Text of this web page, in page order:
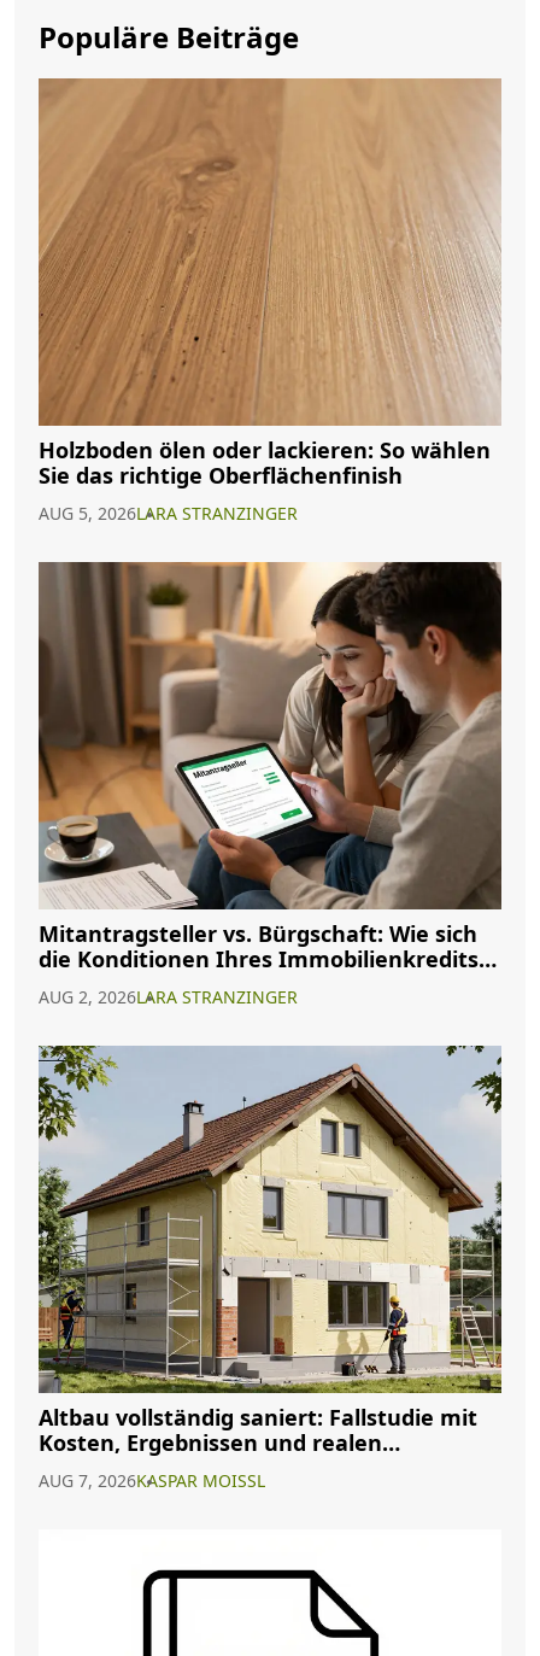
Populäre Beiträge
Holzboden ölen oder lackieren: So wählen
Sie das richtige Oberflächenfinish
AUG 5, 2026LARA STRANZINGER
Mitantragsteller vs. Bürgschaft: Wie sich
die Konditionen Ihres Immobilienkredits
AUG 2, 2026LARA STRANZINGER
Altbau vollständig saniert: Fallstudie mit
Kosten, Ergebnissen und realen
AUG 7, 2026KASPAR MOISSL